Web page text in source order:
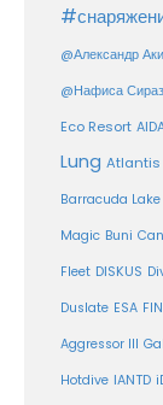
@Александр
@Нафиса
Eco Resort
Lung Atlantis
Barracuda Lake
Magic Buni
Fleet DISKUS
Duslate ESA
Aggressor III
Hotdive IANTD